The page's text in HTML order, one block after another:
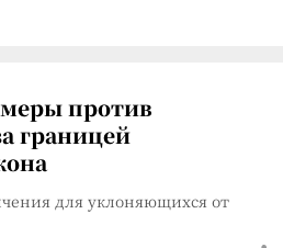
против
границей
для уклоняющихся от